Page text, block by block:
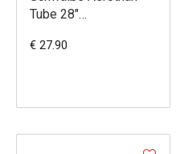
Tube 28"
€ 27.90